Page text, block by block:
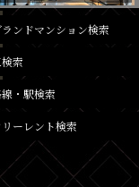
ランドマンション検索
索
・駅検索
リーレント検索